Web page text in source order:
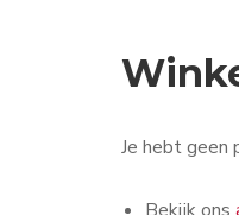
Je hebt geen